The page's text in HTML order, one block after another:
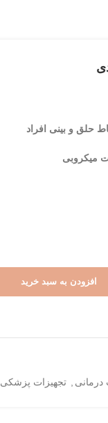
حلق و بینی افراد
میکروبی
افزودن به سبد خرید
درمانی تجهیزات پزشکی